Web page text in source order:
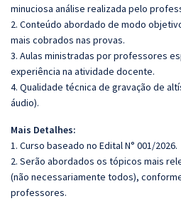
minuciosa análise realizada pelo
2. Conteúdo abordado de modo
mais cobrados nas provas.
3. Aulas ministradas por professores
experiência na atividade docente.
4. Qualidade técnica de gravação de
áudio).
Mais Detalhes:
1. Curso baseado no Edital N° 001/2026.
2. Serão abordados os tópicos mais
(não necessariamente todos),
professores.